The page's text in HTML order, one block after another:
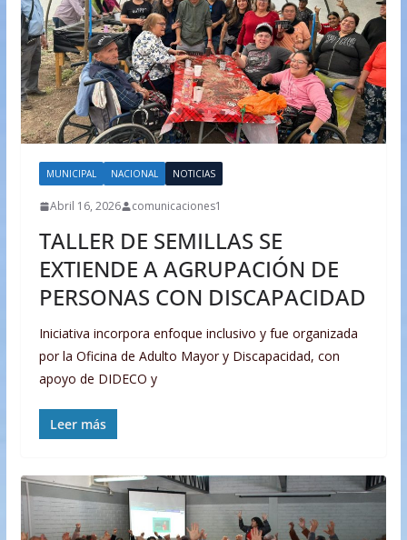
MUNICIPAL NACIONAL NOTICIAS
Abril 16, 2026 comunicaciones1
TALLER DE SEMILLAS SE
EXTIENDE A AGRUPACIÓN DE
PERSONAS CON DISCAPACIDAD
Iniciativa incorpora enfoque inclusivo y fue organizada
por la Oficina de Adulto Mayor y Discapacidad, con
apoyo de DIDECO y
Leer más